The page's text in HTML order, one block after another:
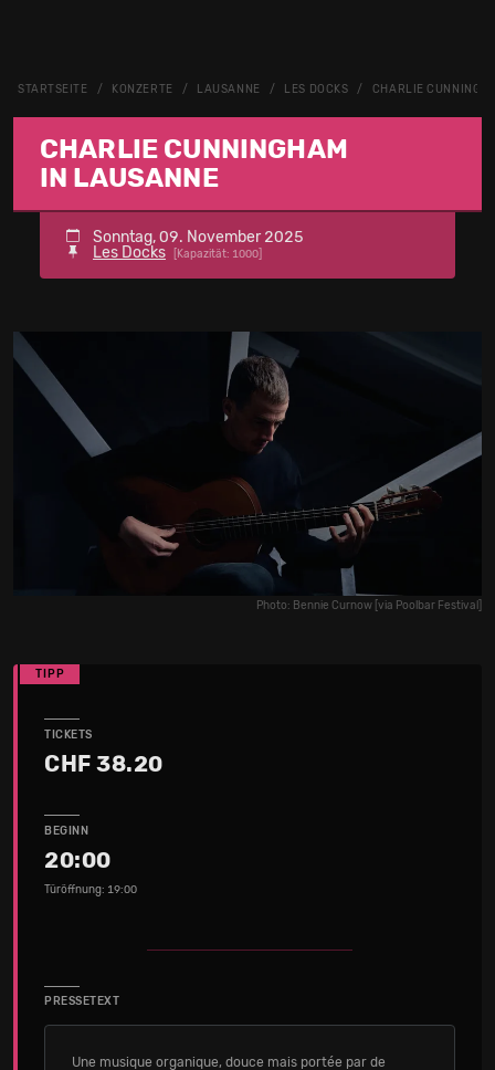
STARTSEITE KONZERTE LAUSANNE LES DOCKS CHARLIE
CHARLIE CUNNINGHAM
IN LAUSANNE
Sonntag, 09. November 2025
Les Docks
[Kapazität: 1000]
Photo: Bennie Curnow [via Poolbar Festival]
TIPP
TICKETS
CHF 38.20
BEGINN
20:00
Türöffnung: 19:00
PRESSETEXT
Une musique organique, douce mais portée par de